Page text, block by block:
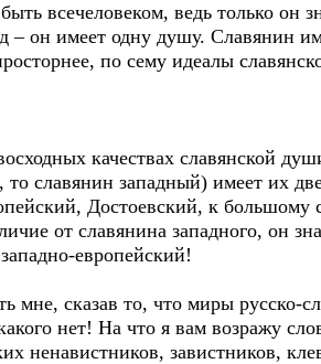
всечеловеком, ведь только он
– он имеет одну душу. Славянин
по сему идеалы
качествах славянской
то славянин западный) имеет их
Достоевский, к
от славянина западного, он
европейский!
сказав то, что миры русско-
нет! На что я вам возражу
ненавистников, завистников,